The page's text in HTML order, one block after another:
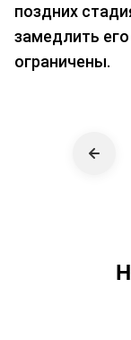
поздних
замедлить
ограничены.